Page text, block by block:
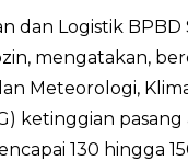
dan Logistik BPBD
mengatakan,
Meteorologi,
ketinggian
130 hingga